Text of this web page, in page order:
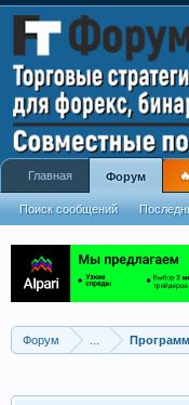
Форум
Главная Форум
Поиск сообщений